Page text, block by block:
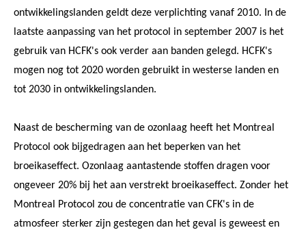
ontwikkelingslanden geldt deze verplichting vanaf 2010. In de
laatste aanpassing van het protocol in september 2007 is het
gebruik van HCFK's ook verder aan banden gelegd. HCFK's
mogen nog tot 2020 worden gebruikt in westerse landen en
tot 2030 in ontwikkelingslanden.
Naast de bescherming van de ozonlaag heeft het Montreal
Protocol ook bijgedragen aan het beperken van het
broeikaseffect. Ozonlaag aantastende stoffen dragen voor
ongeveer 20% bij het aan verstrekt broeikaseffect. Zonder het
Montreal Protocol zou de concentratie van CFK's in de
atmosfeer sterker zijn gestegen dan het geval is geweest en